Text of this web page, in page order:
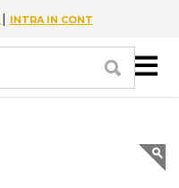
| INTRA IN CONT